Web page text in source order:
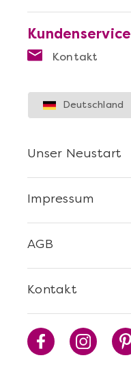
Kundenservice
Kontakt
Kontakt
AGB
Impressum
Unser Neustart
Deutschland